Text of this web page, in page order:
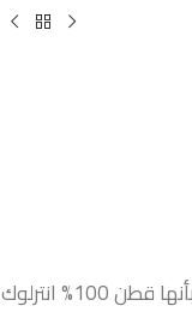
انترلوك